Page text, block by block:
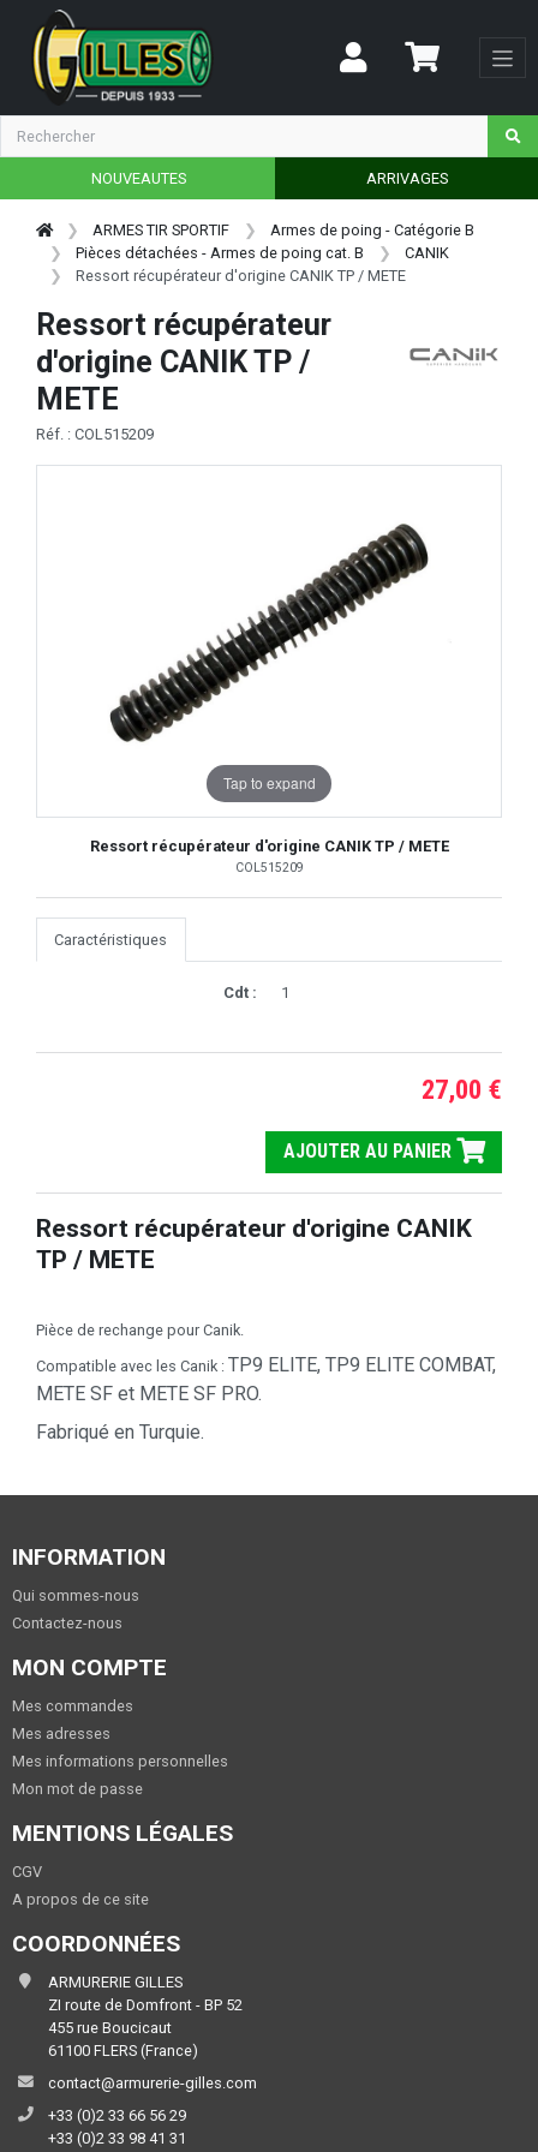
NOUVEAUTES ARRIVAGES
ARMES TIR SPORTIF
Armes de poing - Catégorie B
Pièces détachées - Armes de poing cat. B
CANIK
Ressort récupérateur d'origine CANIK TP / METE
Ressort récupérateur
d'origine CANIK TP /
METE
Réf. : COL515209
Tap to expand
Ressort récupérateur d'origine CANIK TP / METE
COL515209
Caractéristiques
Cdt : 1
27,00 €
AJOUTER AU PANIER
Ressort récupérateur d'origine CANIK
TP / METE
Pièce de rechange pour Canik.
Compatible avec les Canik : TP9 ELITE, TP9 ELITE COMBAT,
METE SF et METE SF PRO.
Fabriqué en Turquie.
INFORMATION
Qui sommes-nous
Contactez-nous
MON COMPTE
Mes commandes
Mes adresses
Mes informations personnelles
Mon mot de passe
MENTIONS LÉGALES
CGV
A propos de ce site
COORDONNÉES
ARMURERIE GILLES
ZI route de Domfront - BP 52
455 rue Boucicaut
61100 FLERS (France)
contact@armurerie-gilles.com
+33 (0)2 33 66 56 29
+33 (0)2 33 98 41 31